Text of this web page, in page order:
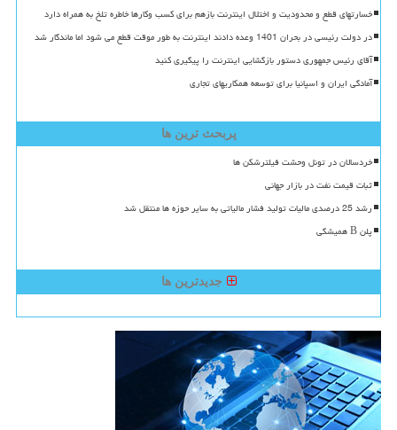
خسارتهای قطع و محدودیت و اختلال اینترنت بازهم برای کسب وکارها خاطره تلخ به همراه دارد
در دولت رئیسی در بحران 1401 وعده دادند اینترنت به طور موقت قطع می شود اما ماندگار شد
آقای رئیس جمهوری دستور بازگشایی اینترنت را پیگیری کنید
آمادگی ایران و اسپانیا برای توسعه همکاریهای تجاری
پربحث ترین ها
خردسالان در تونل وحشت فیلترشکن ها
ثبات قیمت نفت در بازار جهانی
رشد 25 درصدی مالیات تولید فشار مالیاتی به سایر حوزه ها منتقل شد
پلن B همیشگی
جدیدترین ها